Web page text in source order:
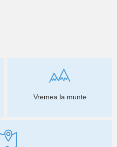
Vremea la munte